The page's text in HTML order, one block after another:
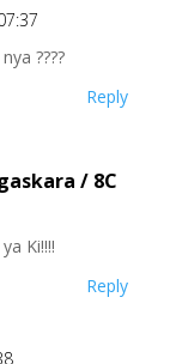
????
Reply
/ 8C
Ki!!!!
Reply